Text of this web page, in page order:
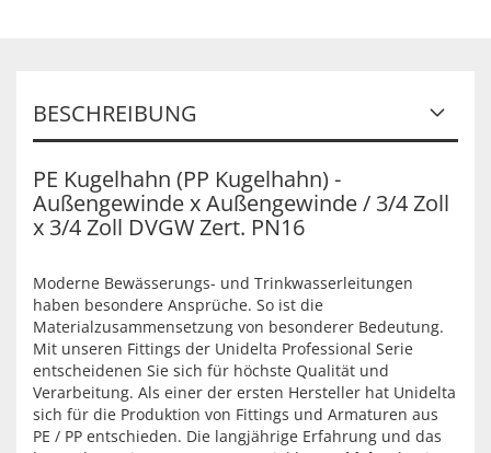
BESCHREIBUNG
PE Kugelhahn (PP Kugelhahn) -
Außengewinde x Außengewinde / 3/4 Zoll
x 3/4 Zoll DVGW Zert. PN16
Moderne Bewässerungs- und Trinkwasserleitungen
haben besondere Ansprüche. So ist die
Materialzusammensetzung von besonderer Bedeutung.
Mit unseren Fittings der Unidelta Professional Serie
entscheidenen Sie sich für höchste Qualität und
Verarbeitung. Als einer der ersten Hersteller hat Unidelta
sich für die Produktion von Fittings und Armaturen aus
PE / PP entschieden. Die langjährige Erfahrung und das